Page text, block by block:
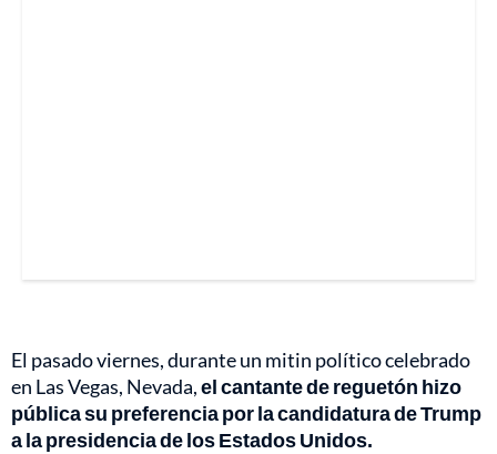
El pasado viernes, durante un mitin político celebrado
en Las Vegas, Nevada,el cantante de reguetón hizo
pública su preferencia por la candidatura de Trump
a la presidencia de los Estados Unidos.